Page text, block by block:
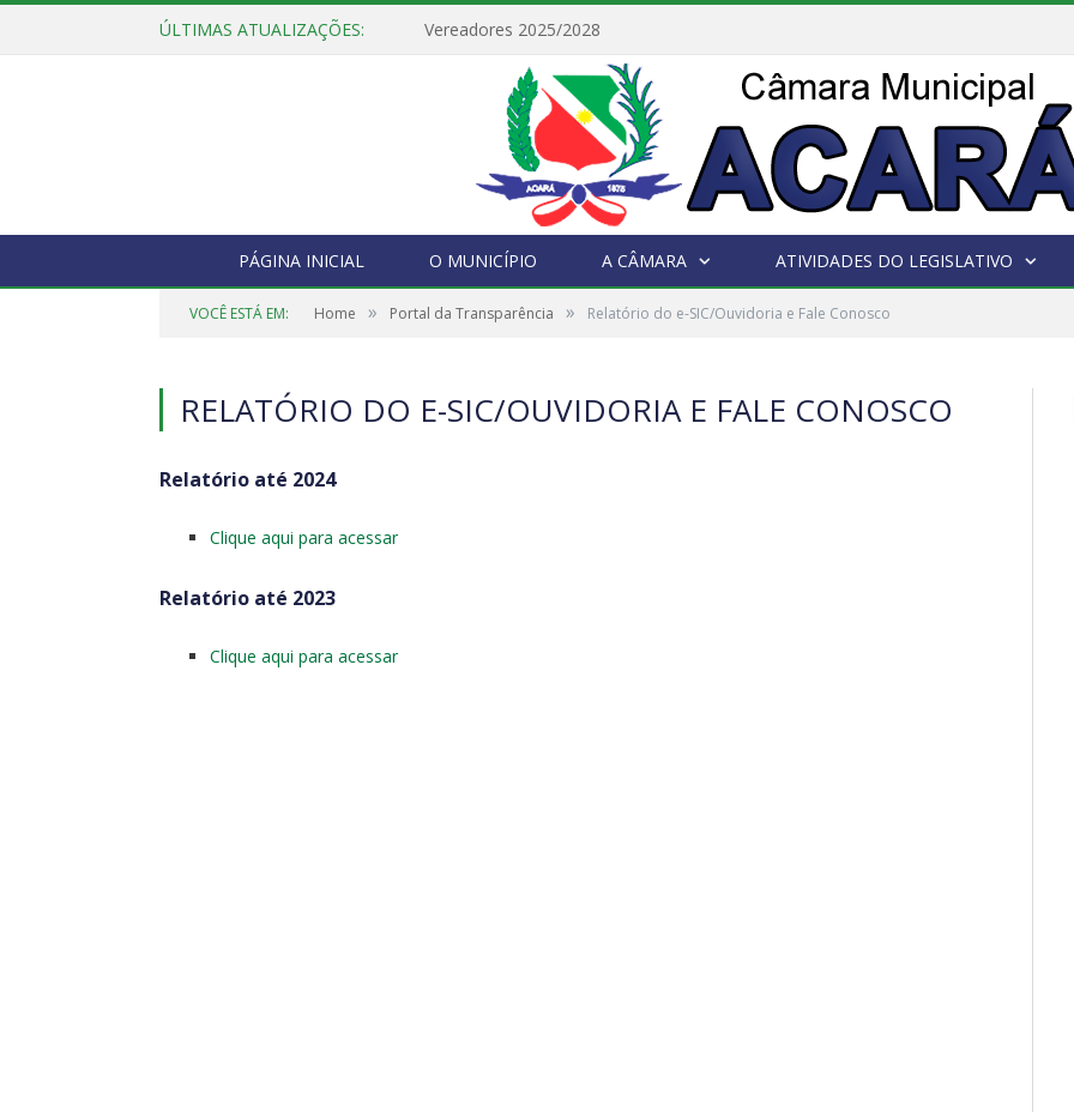
ÚLTIMAS ATUALIZAÇÕES: Vereadores 2025/2028
PÁGINA INICIAL O MUNICÍPIO A CÂMARA ATIVIDADES DO LEGISLATIVO
VOCÊ ESTÁ EM: Home » Portal da Transparência » Relatório do e-SIC/Ouvidoria e Fale Conosco
RELATÓRIO DO E-SIC/OUVIDORIA E FALE CONOSCO
Relatório até 2024
Clique aqui para acessar
Relatório até 2023
Clique aqui para acessar